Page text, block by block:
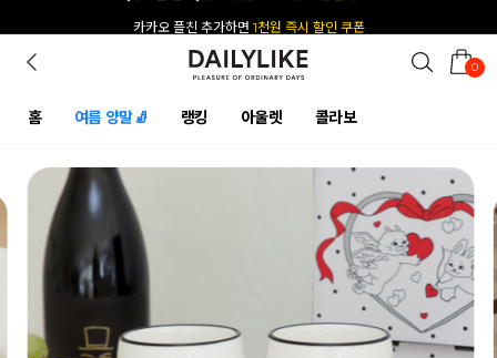
카카오 플친 추가하면 1천원 즉시 할인 쿠폰
0
홈 여름 양말🧦 랭킹 아울렛 콜라보